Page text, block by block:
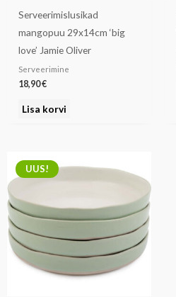
Serveerimislusikad
mangopuu 29x14cm ‘big
love’ Jamie Oliver
Serveerimine
18,90€
Lisa korvi
UUS!